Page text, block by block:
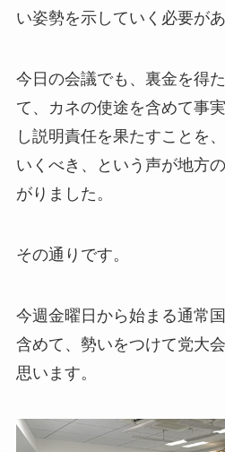
い姿勢を示していく必要があ
今日の会議でも、裏金を得
て、カネの使途を含めて事
し説明責任を果たすことを
いくべき、という声が地方
がりました。
その通りです。
今週金曜日から始まる通常
含めて、勢いをつけて党大
思います。